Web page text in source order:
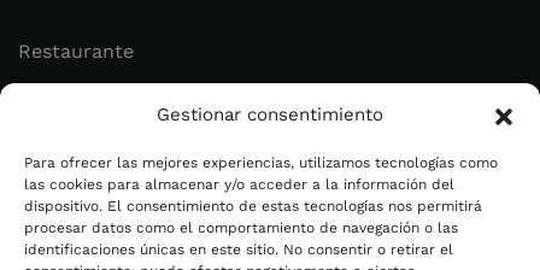
Gestionar consentimiento
Para ofrecer las mejores experiencias, utilizamos tecnologías como
las cookies para almacenar y/o acceder a la información del
dispositivo. El consentimiento de estas tecnologías nos permitirá
procesar datos como el comportamiento de navegación o las
identificaciones únicas en este sitio. No consentir o retirar el
Restaurante
Legal